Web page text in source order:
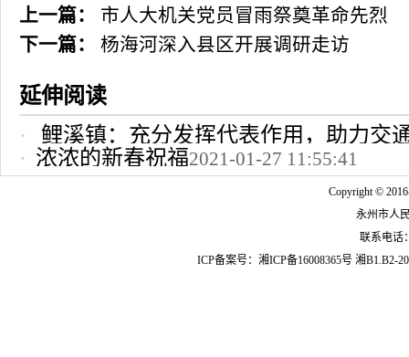
上一篇：
市人大机关党员冒雨祭奠革命先烈
下一篇：
杨海河深入县区开展调研走访
延伸阅读
鲤溪镇：充分发挥代表作用，助力交
2022-10-24 12:09:37
浓浓的新春祝福2021-01-27 11:55:41
Copyright ©
永州市人
联系电话
ICP备案号： 湘ICP备16008365号 湘B1.B2-